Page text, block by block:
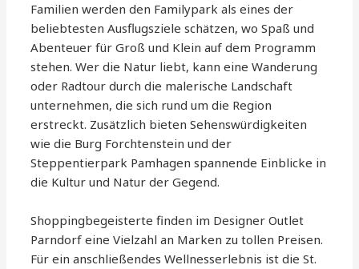
Familien werden den Familypark als eines der
beliebtesten Ausflugsziele schätzen, wo Spaß und
Abenteuer für Groß und Klein auf dem Programm
stehen. Wer die Natur liebt, kann eine Wanderung
oder Radtour durch die malerische Landschaft
unternehmen, die sich rund um die Region
erstreckt. Zusätzlich bieten Sehenswürdigkeiten
wie die Burg Forchtenstein und der
Steppentierpark Pamhagen spannende Einblicke in
die Kultur und Natur der Gegend.
Shoppingbegeisterte finden im Designer Outlet
Parndorf eine Vielzahl an Marken zu tollen Preisen.
Für ein anschließendes Wellnesserlebnis ist die St.